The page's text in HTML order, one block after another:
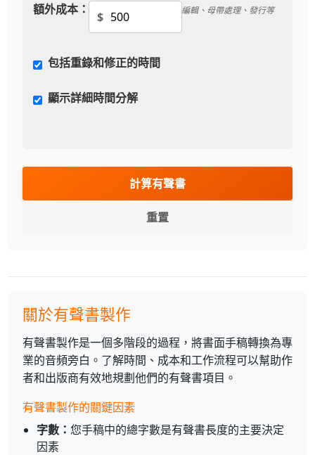
額外成本： $ 編輯、母帶處理、發行等
包括重錄和修正的時間
顯示詳細時間分解
計算有聲書
重置
關於有聲書製作
有聲書製作是一個多階段的過程，將書面手稿轉換為專
業的音頻旁白。了解時間、成本和工作流程可以幫助作
者和出版商有效地規劃他們的有聲書項目。
有聲書製作的關鍵因素
字數： 您手稿中的總字數是有聲書長度的主要決定
因素